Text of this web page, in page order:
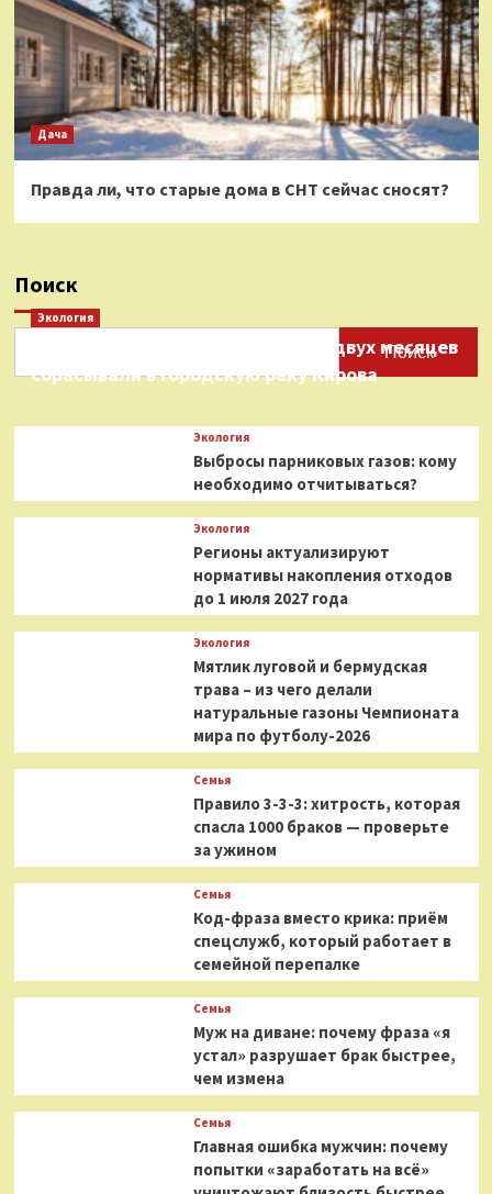
Дача
Правда ли, что старые дома в СНТ сейчас сносят?
Поиск
Поиск
Экология
Нефтепродукты на протяжении двух месяцев
сбрасывали в городскую реку Кирова
Экология
Выбросы парниковых газов: кому
необходимо отчитываться?
Экология
Регионы актуализируют
нормативы накопления отходов
до 1 июля 2027 года
Экология
Мятлик луговой и бермудская
трава – из чего делали
натуральные газоны Чемпионата
мира по футболу-2026
Семья
Правило 3-3-3: хитрость, которая
спасла 1000 браков — проверьте
за ужином
Семья
Код-фраза вместо крика: приём
спецслужб, который работает в
семейной перепалке
Семья
Муж на диване: почему фраза «я
устал» разрушает брак быстрее,
чем измена
Семья
Главная ошибка мужчин: почему
попытки «заработать на всё»